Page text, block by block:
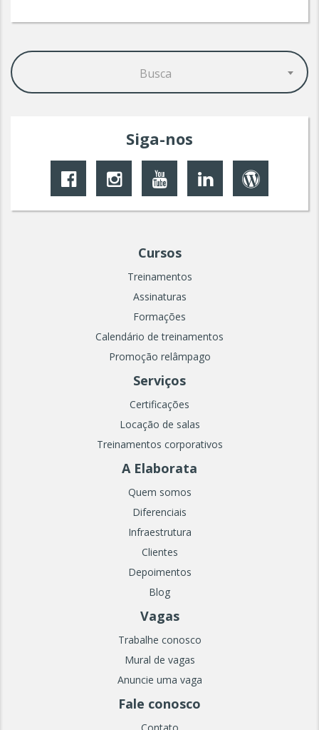
Busca
Siga-nos
Cursos
Treinamentos
Assinaturas
Formações
Calendário de treinamentos
Promoção relâmpago
Serviços
Certificações
Locação de salas
Treinamentos corporativos
A Elaborata
Quem somos
Diferenciais
Infraestrutura
Clientes
Depoimentos
Blog
Vagas
Trabalhe conosco
Mural de vagas
Anuncie uma vaga
Fale conosco
Contato